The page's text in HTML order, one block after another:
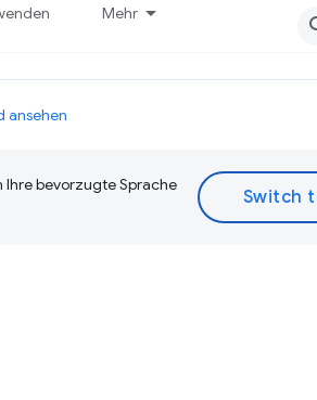
Mehr
ansehen
Ihre bevorzugte Sprache